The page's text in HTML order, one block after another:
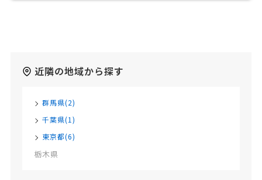
近隣の地域から探す
群馬県(2)
千葉県(1)
東京都(6)
栃木県